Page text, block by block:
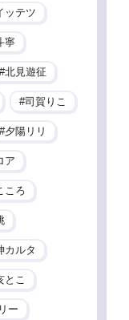
ッテツ
寧
北見遊征
司賀りこ
夕陽リリ
ア
ころ
カルタ
とこ
ー